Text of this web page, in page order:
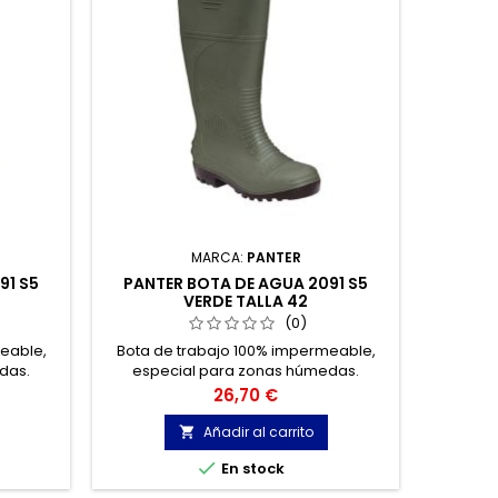
S5
MARCA: PANTER
PANTER BOTA DE AGUA 2091 S5
VERDE TALLA 42
(0)
Bota de trabajo 100% impermeable,
especial para zonas húmedas.
Precio
26,70 €
 Añadir al carrito
 En stock